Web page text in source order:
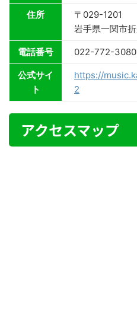
住所
〒029-1201
岩手県一関市
電話番号 022-772-3080
公式サイ
ト
https://
2
アクセスマップ